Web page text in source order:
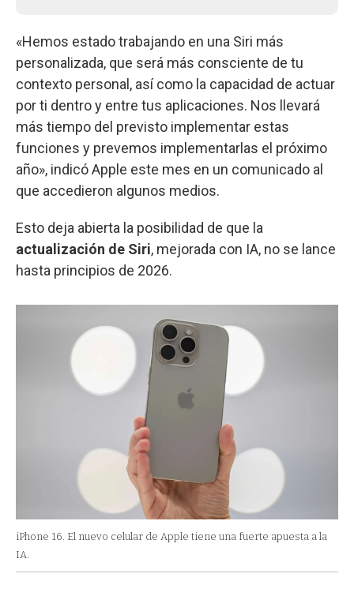
«Hemos estado trabajando en una Siri más
personalizada, que será más consciente de tu
contexto personal, así como la capacidad de actuar
por ti dentro y entre tus aplicaciones. Nos llevará
más tiempo del previsto implementar estas
funciones y prevemos implementarlas el próximo
año», indicó Apple este mes en un comunicado al
que accedieron algunos medios.
Esto deja abierta la posibilidad de que la
actualización de Siri, mejorada con IA, no se lance
hasta principios de 2026.
iPhone 16. El nuevo celular de Apple tiene una fuerte apuesta a la
IA.